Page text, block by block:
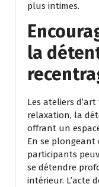
plus intimes.
la
Les ateliers
relaxation, la
offrant un
En se plongeant
participants
se détendre
intérieur. L’acte